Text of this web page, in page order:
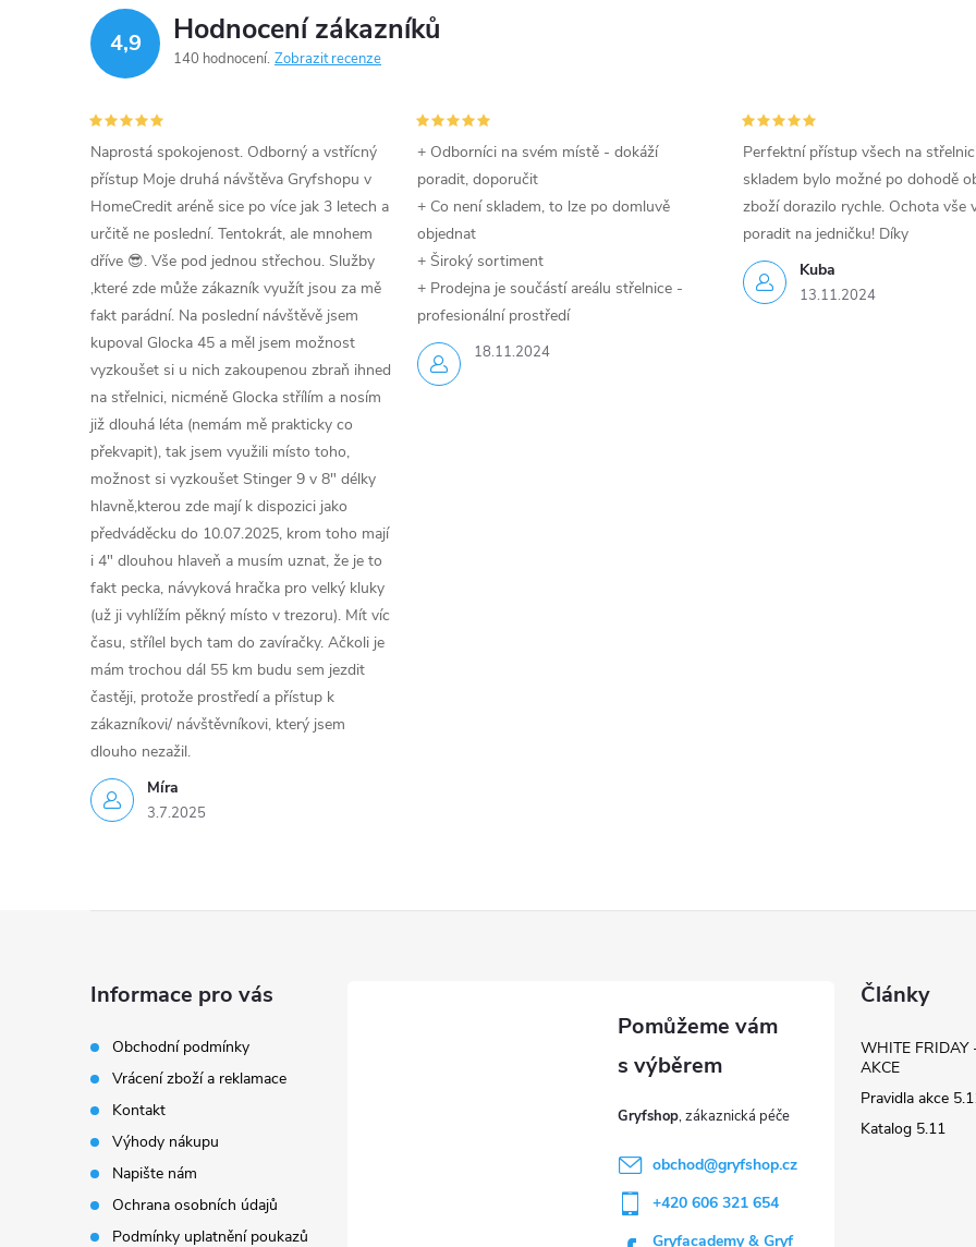
4,9 Hodnocení zákazníků
140 hodnocení Zobrazit recenze
Míra
3.7.2025
Naprostá spokojenost. Odborný a vstřícný
přístup Moje druhá návštěva Gryfshopu v
HomeCredit aréně sice po více jak 3 letech a
určitě ne poslední. Tentokrát, ale mnohem
dříve 😎. Vše pod jednou střechou. Služby
,které zde může zákazník využít jsou za mě
fakt parádní. Na poslední návštěvě jsem
kupoval Glocka 45 a měl jsem možnost
vyzkoušet si u nich zakoupenou zbraň ihned
na střelnici, nicméně Glocka střílím a nosím
již dlouhá léta (nemám mě prakticky co
překvapit), tak jsem využili místo toho,
možnost si vyzkoušet Stinger 9 v 8" délky
hlavně,kterou zde mají k dispozici jako
předváděcku do 10.07.2025, krom toho mají
i 4" dlouhou hlaveň a musím uznat, že je to
fakt pecka, návyková hračka pro velký kluky
(už ji vyhlížím pěkný místo v trezoru). Mít víc
času, střílel bych tam do zavíračky. Ačkoli je
mám trochou dál 55 km budu sem jezdit
častěji, protože prostředí a přístup k
zákazníkovi/ návštěvníkovi, který jsem
dlouho nezažil.
18.11.2024
+ Odborníci na svém místě - dokáží
poradit, doporučit
+ Co není skladem, to lze po domluvě
objednat
+ Široký sortiment
+ Prodejna je součástí areálu střelnice -
profesionální prostředí
Kuba
13.11.2024
Perfektní přístup všech na
skladem bylo možné po dohodě
zboží dorazilo rychle. Ochota vše
poradit na jedničku! Díky
Informace pro vás
Obchodní podmínky
Vrácení zboží a reklamace
Kontakt
Výhody nákupu
Napište nám
Ochrana osobních údajů
Podmínky uplatnění poukazů
Gryfshop
obchod@gryfshop.cz
+420 606 321 654
Gryfacademy & Gryf
Články
WHITE FRIDAY
AKCE
Pravidla akce
Katalog 5.11